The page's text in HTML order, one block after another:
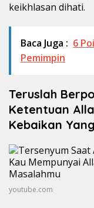
keikhlasan dihati.
Baca Juga : 6
Pemimpin
Teruslah
Ketentuan
Kebaikan
youtube.com